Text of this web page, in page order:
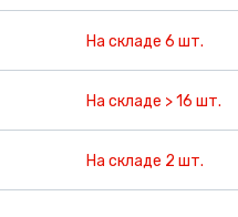
На складе 6 шт.
На складе > 16 шт.
На складе 2 шт.